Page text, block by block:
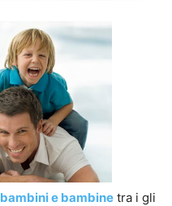
bambini e bambine tra i gli